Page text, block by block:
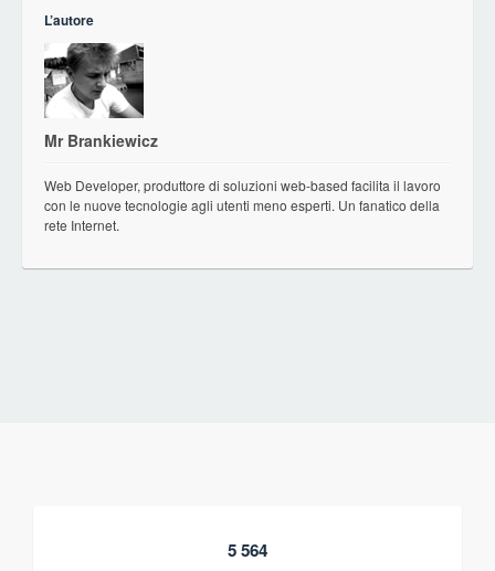
L’autore
Mr Brankiewicz
Web Developer, produttore di soluzioni web-based facilita il lavoro
con le nuove tecnologie agli utenti meno esperti. Un fanatico della
rete Internet.
5 564